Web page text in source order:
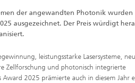
der angewandten Photonik wurden
ausgezeichnet. Der Preis würdigt
leistungsstarke Lasersysteme,
Zellforschung und photonisch integrierte
Award 2025 prämierte auch in diesem Jahr